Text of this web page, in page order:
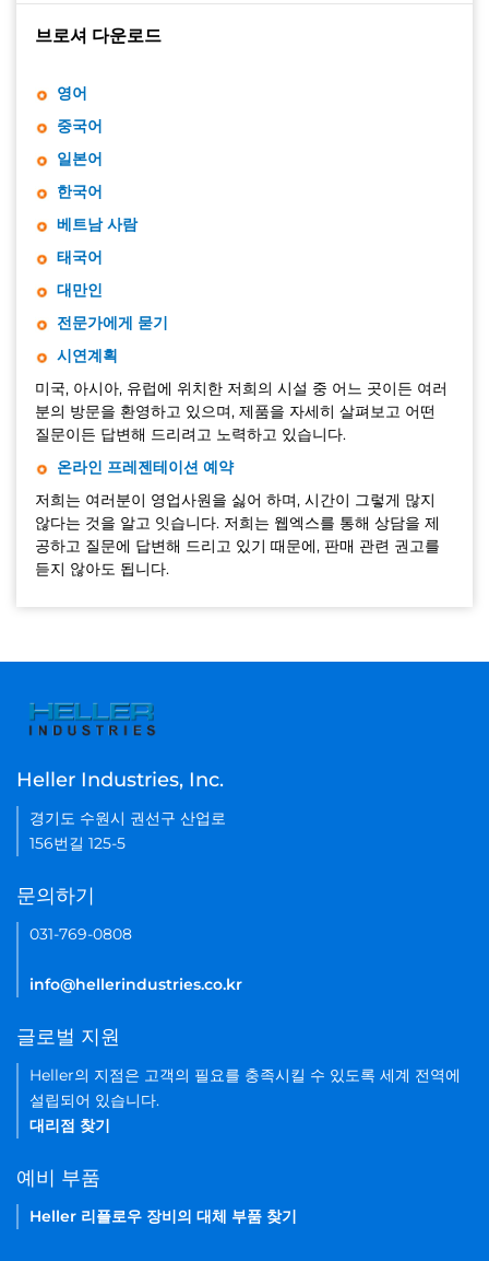
브로셔 다운로드
영어
중국어
일본어
한국어
베트남 사람
태국어
대만인
전문가에게 묻기
시연계획
미국, 아시아, 유럽에 위치한 저희의 시설 중 어느 곳이든 여러
분의 방문을 환영하고 있으며, 제품을 자세히 살펴보고 어떤
질문이든 답변해 드리려고 노력하고 있습니다.
온라인 프레젠테이션 예약
저희는 여러분이 영업사원을 싫어 하며, 시간이 그렇게 많지
않다는 것을 알고 잇습니다. 저희는 웹엑스를 통해 상담을 제
공하고 질문에 답변해 드리고 있기 때문에, 판매 관련 권고를
듣지 않아도 됩니다.
Heller Industries, Inc.
경기도 수원시 권선구 산업로
156번길 125-5
문의하기
031-769-0808
info@hellerindustries.co.kr
글로벌 지원
Heller의 지점은 고객의 필요를 충족시킬 수 있도록 세계 전역에
설립되어 있습니다.
대리점 찾기
예비 부품
Heller 리플로우 장비의 대체 부품 찾기